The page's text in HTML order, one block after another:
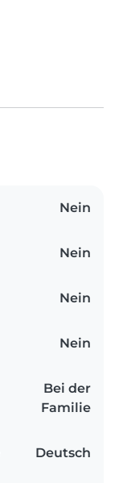
Nein
Nein
Nein
Nein
Bei der
Familie
Deutsch